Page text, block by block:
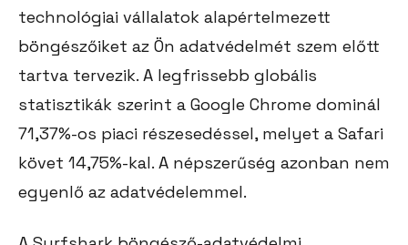
technológiai vállalatok alapértelmezett
böngészőiket az Ön adatvédelmét szem előtt
tartva tervezik. A legfrissebb globális
statisztikák szerint a Google Chrome dominál
71,37%-os piaci részesedéssel, melyet a Safari
követ 14,75%-kal. A népszerűség azonban nem
egyenlő az adatvédelemmel.